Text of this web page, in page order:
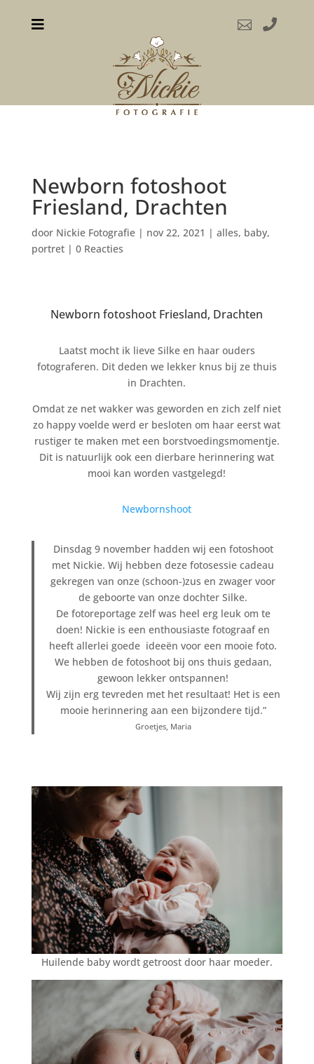
  
Newborn fotoshoot
Friesland, Drachten
door Nickie Fotografie| nov 22, 2021 | alles, baby,
portret| 0 Reacties
Newborn fotoshoot Friesland, Drachten
Laatst mocht ik lieve Silke en haar ouders
fotograferen. Dit deden we lekker knus bij ze thuis
in Drachten.
Omdat ze net wakker was geworden en zich zelf niet
zo happy voelde werd er besloten om haar eerst wat
rustiger te maken met een borstvoedingsmomentje.
Dit is natuurlijk ook een dierbare herinnering wat
mooi kan worden vastgelegd!
Newbornshoot
Dinsdag 9 november hadden wij een fotoshoot
met Nickie. Wij hebben deze fotosessie cadeau
gekregen van onze (schoon-)zus en zwager voor
de geboorte van onze dochter Silke.
De fotoreportage zelf was heel erg leuk om te
doen! Nickie is een enthousiaste fotograaf en
heeft allerlei goede ideeën voor een mooie foto.
We hebben de fotoshoot bij ons thuis gedaan,
gewoon lekker ontspannen!
Wij zijn erg tevreden met het resultaat! Het is een
mooie herinnering aan een bijzondere tijd.”
Groetjes, Maria
Huilende baby wordt getroost door haar moeder.